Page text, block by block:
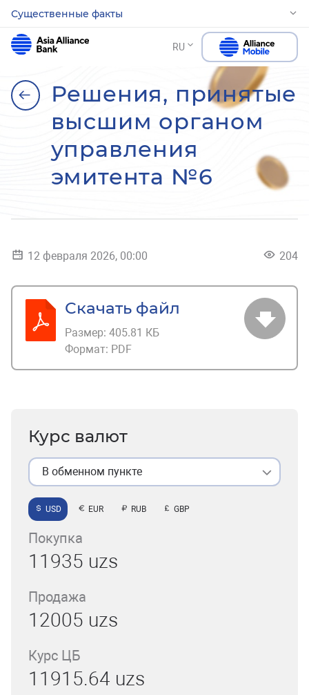
Существенные факты
RU
Решения, принятые
высшим органом
управления
эмитента №6
12 февраля 2026, 00:00 204
Скачать файл
Размер: 405.81 КБ
Формат: PDF
Курс валют
В обменном пункте
USD EUR RUB GBP
Покупка
11935 uzs
Продажа
12005 uzs
Курс ЦБ
11915.64 uzs